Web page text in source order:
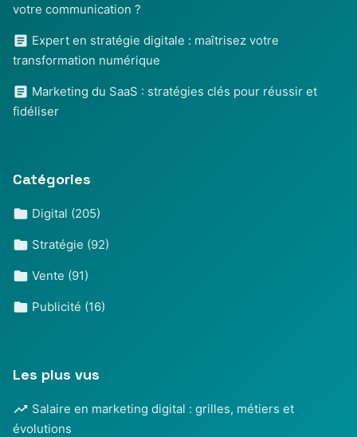
votre communication ?
Expert en stratégie digitale : maîtrisez votre
transformation numérique
Marketing du SaaS : stratégies clés pour réussir et
fidéliser
Catégories
Digital (205)
Stratégie (92)
Vente (91)
Publicité (16)
Les plus vus
Salaire en marketing digital : grilles, métiers et
évolutions